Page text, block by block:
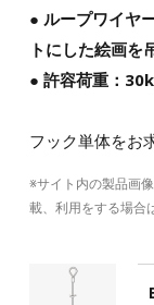
● ループワイヤ
トにした絵画を
● 許容荷重：
フック単体をお
※サイト内の製品画
載、利用をする場合